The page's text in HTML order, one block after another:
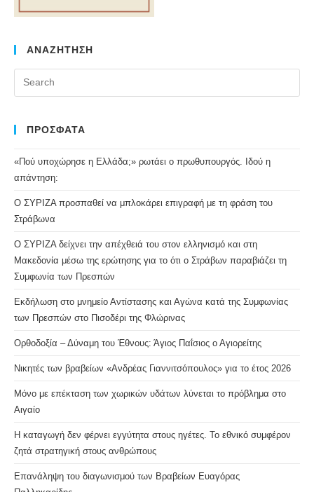
ΑΝΑΖΗΤΗΣΗ
ΠΡΟΣΦΑΤΑ
«Πού υποχώρησε η Ελλάδα;» ρωτάει ο πρωθυπουργός. Ιδού η
απάντηση:
Ο ΣΥΡΙΖΑ προσπαθεί να μπλοκάρει επιγραφή με τη φράση του
Στράβωνα
Ο ΣΥΡΙΖΑ δείχνει την απέχθειά του στον ελληνισμό και στη
Μακεδονία μέσω της ερώτησης για το ότι ο Στράβων παραβιάζει τη
Συμφωνία των Πρεσπών
Εκδήλωση στο μνημείο Αντίστασης και Αγώνα κατά της Συμφωνίας
των Πρεσπών στο Πισοδέρι της Φλώρινας
Ορθοδοξία – Δύναμη του Έθνους: Άγιος Παΐσιος ο Αγιορείτης
Νικητές των βραβείων «Ανδρέας Γιαννιτσόπουλος» για το έτος 2026
Μόνο με επέκταση των χωρικών υδάτων λύνεται το πρόβλημα στο
Αιγαίο
Η καταγωγή δεν φέρνει εγγύτητα στους ηγέτες. Το εθνικό συμφέρον
ζητά στρατηγική στους ανθρώπους
Επανάληψη του διαγωνισμού των Βραβείων Ευαγόρας